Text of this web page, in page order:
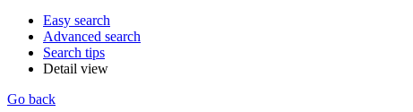
Easy search
Advanced search
Search tips
Detail view
Go back